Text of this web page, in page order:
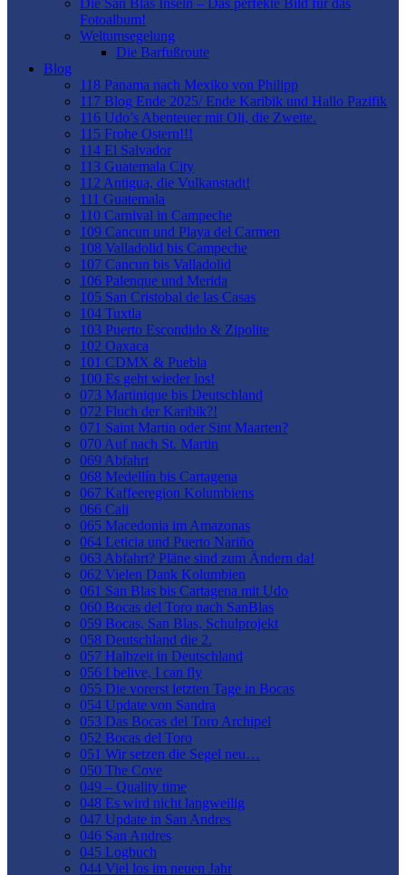
Die San Blas Inseln – Das perfekte Bild für das
Fotoalbum!
Weltumsegelung
Die Barfußroute
Blog
118 Panama nach Mexiko von Philipp
117 Blog Ende 2025/ Ende Karibik und Hallo Pazifik
116 Udo’s Abenteuer mit Oli, die Zweite.
115 Frohe Ostern!!!
114 El Salvador
113 Guatemala City
112 Antigua, die Vulkanstadt!
111 Guatemala
110 Carnival in Campeche
109 Cancun und Playa del Carmen
108 Valladolid bis Campeche
107 Cancun bis Valladolid
106 Palenque und Merida
105 San Cristobal de las Casas
104 Tuxtla
103 Puerto Escondido & Zipolite
102 Oaxaca
101 CDMX & Puebla
100 Es geht wieder los!
073 Martinique bis Deutschland
072 Fluch der Karibik?!
071 Saint Martin oder Sint Maarten?
070 Auf nach St. Martin
069 Abfahrt
068 Medellín bis Cartagena
067 Kaffeeregion Kolumbiens
066 Cali
065 Macedonia im Amazonas
064 Leticia und Puerto Nariño
063 Abfahrt? Pläne sind zum Ändern da!
062 Vielen Dank Kolumbien
061 San Blas bis Cartagena mit Udo
060 Bocas del Toro nach SanBlas
059 Bocas, San Blas, Schulprojekt
058 Deutschland die 2.
057 Halbzeit in Deutschland
056 I belive, I can fly
055 Die vorerst letzten Tage in Bocas
054 Update von Sandra
053 Das Bocas del Toro Archipel
052 Bocas del Toro
051 Wir setzen die Segel neu…
050 The Cove
049 – Quality time
048 Es wird nicht langweilig
047 Update in San Andres
046 San Andres
045 Logbuch
044 Viel los im neuen Jahr